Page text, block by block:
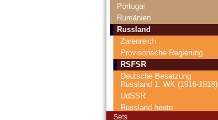
Portugal
Rumänien
Russland
Zarenreich
Provisorische Regierung
RSFSR
Deutsche Besatzung
Russland 1. WK (1916-1918)
UdSSR
Russland heute
Sets